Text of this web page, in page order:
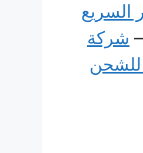
السريع
– شركة
للشحن